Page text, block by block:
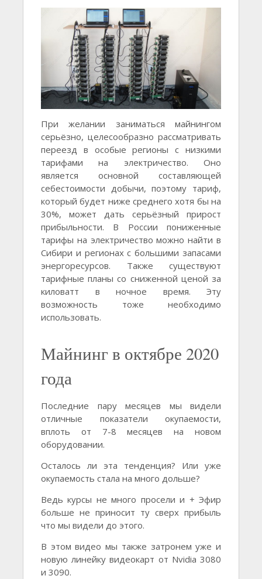
При желании заниматься майнингом
серьёзно, целесообразно рассматривать
переезд в особые регионы с низкими
тарифами на электричество. Оно
является основной составляющей
себестоимости добычи, поэтому тариф,
который будет ниже среднего хотя бы на
30%, может дать серьёзный прирост
прибыльности. В России пониженные
тарифы на электричество можно найти в
Сибири и регионах с большими запасами
энергоресурсов. Также существуют
тарифные планы со сниженной ценой за
киловатт в ночное время. Эту
возможность тоже необходимо
использовать.
Майнинг в октябре 2020
года
Последние пару месяцев мы видели
отличные показатели окупаемости,
вплоть от 7-8 месяцев на новом
оборудовании.
Осталось ли эта тенденция? Или уже
окупаемость стала на много дольше?
Ведь курсы не много просели и + Эфир
больше не приносит ту сверх прибыль
что мы видели до этого.
В этом видео мы также затронем уже и
новую линейку видеокарт от Nvidia 3080
и 3090.